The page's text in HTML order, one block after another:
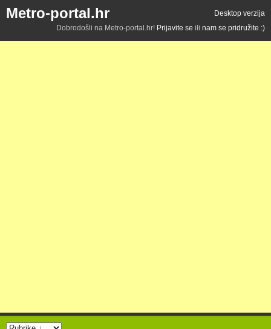
Metro-portal.hr
Desktop verzija
Dobrodošli na Metro-portal.hr! Prijavite se ili nam se pridružite :)